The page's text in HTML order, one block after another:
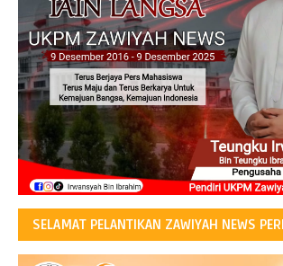
SELAMAT PELANTIKAN ZAWIYAH NEWS